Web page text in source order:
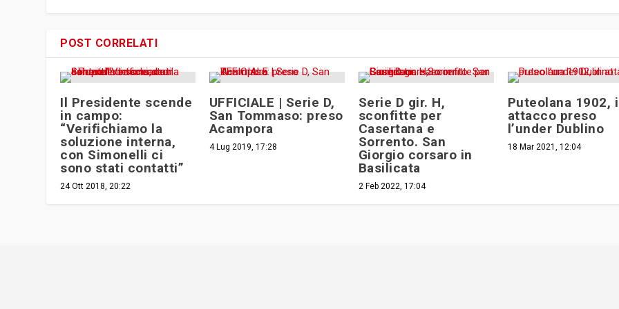
POST CORRELATI
Il Presidente scende
in campo:
“Verifichiamo la
soluzione interna,
con Simonelli ci
sono stati contatti”
24 Ott 2018, 20:22
UFFICIALE | Serie D,
San Tommaso: preso
Acampora
4 Lug 2019, 17:28
Serie D gir. H,
sconfitte per
Casertana e
Sorrento. San
Giorgio corsaro in
Basilicata
2 Feb 2022, 17:04
Puteolana 1902,
attacco preso
l’under Dublino
18 Mar 2021, 12:04